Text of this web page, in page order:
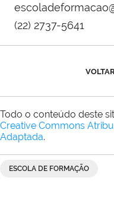
(22) 2737-5641
Todo o conteúdo deste
Creative Commons
Adaptada.
ESCOLA DE FORMAÇÃO